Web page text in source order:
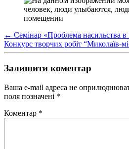
← Семінар «Проблема насильства
Конкурс творчих робіт “Миколаїв-
Залишити коментар
Ваша e-mail адреса не
поля позначені *
Коментар *